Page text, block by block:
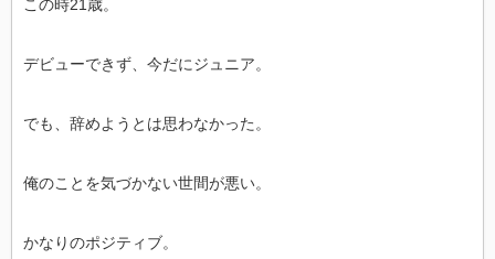
この時21歳。
デビューできず、今だにジュニア。
でも、辞めようとは思わなかった。
俺のことを気づかない世間が悪い。
かなりのポジティブ。